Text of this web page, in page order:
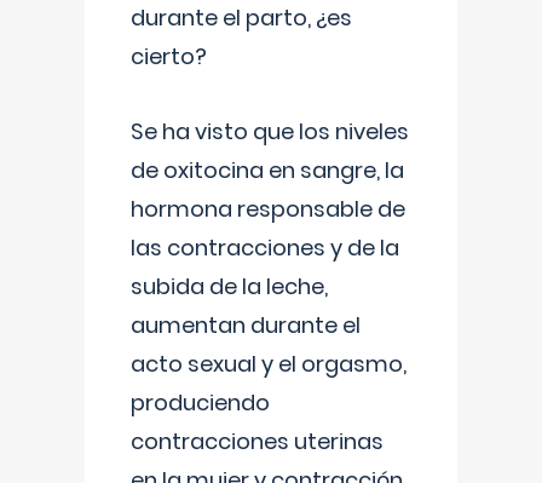
durante el parto, ¿es
cierto?
Se ha visto que los niveles
de oxitocina en sangre, la
hormona responsable de
las contracciones y de la
subida de la leche,
aumentan durante el
acto sexual y el orgasmo,
produciendo
contracciones uterinas